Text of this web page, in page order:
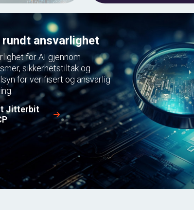
ansvarlighet
for AI gjennom
sikkerhetstiltak og
for verifisert og ansvarlig
Jitterbit